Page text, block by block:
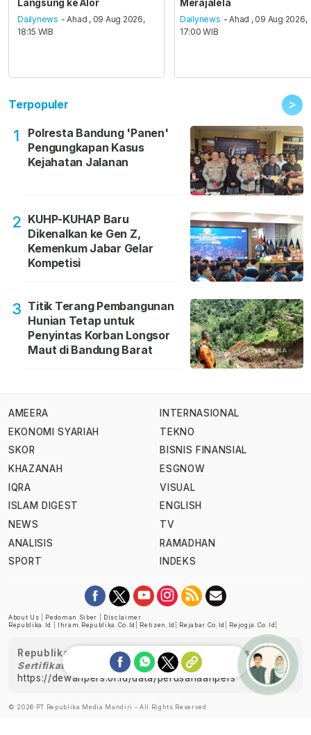
Langsung ke Alor
Dailynews - Ahad , 09 Aug 2026,
18:15 WIB
Merajalela
Dailynews - Ahad , 09 Aug 2026,
17:00 WIB
Terpopuler >
1
Polresta Bandung 'Panen'
Pengungkapan Kasus
Kejahatan Jalanan
2 KUHP-KUHAP Baru
Dikenalkan ke Gen Z,
Kemenkum Jabar Gelar
Kompetisi
3 Titik Terang Pembangunan
Hunian Tetap untuk
Penyintas Korban Longsor
Maut di Bandung Barat
AMEERA
EKONOMI SYARIAH
SKOR
KHAZANAH
IQRA
ISLAM DIGEST
NEWS
ANALISIS
SPORT
INTERNASIONAL
TEKNO
BISNIS FINANSIAL
ESGNOW
VISUAL
ENGLISH
TV
RAMADHAN
INDEKS
About Us Pedoman Siber
Disclaimer
Republika.id
Ihram.republika.co.id Retizen.id Rejabar.co.id Rejogja.co.id
Republika telah diverifikasi oleh Dewan Pers
Sertifikat Nomor 1058/DP-Verifikasi/K/XII/2022
https://dewanpers.or.id/data/perusahaanpers
© 2026 PT Republika Media Mandiri - All Rights Reserved.
Ask me!